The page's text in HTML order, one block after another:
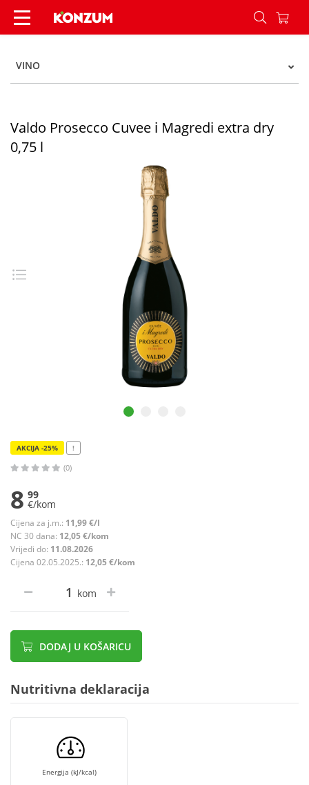
Valdo Prosecco Cuvee i Magredi extra dry 0,75 l
VINO
Valdo Prosecco Cuvee i Magredi extra dry
0,75 l
AKCIJA -25% !
(0)
8 99
€/kom
Cijena za j.m.: 11,99 €/l
NC 30 dana: 12,05 €/kom
Vrijedi do: 11.08.2026
Cijena 02.05.2025.: 12,05 €/kom
kom
DODAJ U KOŠARICU
Nutritivna deklaracija
Energija (kJ/kcal)